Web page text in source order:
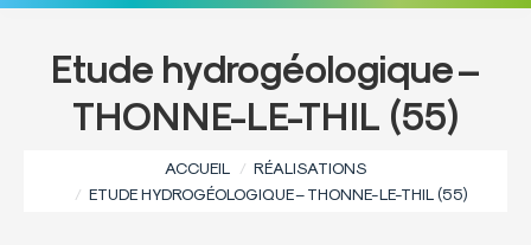
Etude hydrogéologique –
THONNE-LE-THIL (55)
ACCUEIL
RÉALISATIONS
ETUDE HYDROGÉOLOGIQUE – THONNE-LE-THIL (55)